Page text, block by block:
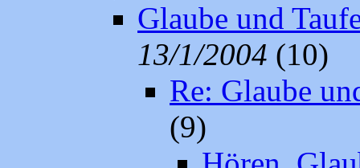
Glaube und
13/1/2004 (10)
Re: Glaube
(9)